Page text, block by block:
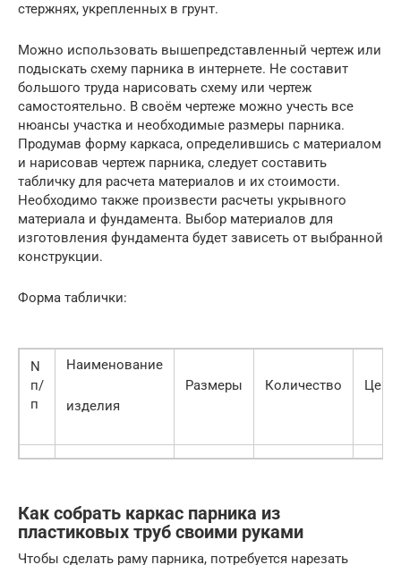
стержнях, укрепленных в грунт.
Можно использовать вышепредставленный чертеж или
подыскать схему парника в интернете. Не составит
большого труда нарисовать схему или чертеж
самостоятельно. В своём чертеже можно учесть все
нюансы участка и необходимые размеры парника.
Продумав форму каркаса, определившись с материалом
и нарисовав чертеж парника, следует составить
табличку для расчета материалов и их стоимости.
Необходимо также произвести расчеты укрывного
материала и фундамента. Выбор материалов для
изготовления фундамента будет зависеть от выбранной
конструкции.
Форма таблички:
N
п/
п
Наименование
изделия
Размеры Количество Цена
Как собрать каркас парника из
пластиковых труб своими руками
Чтобы сделать раму парника, потребуется нарезать